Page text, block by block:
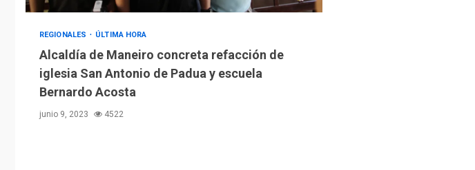
REGIONALES ÚLTIMA HORA
Alcaldía de Maneiro concreta refacción de
iglesia San Antonio de Padua y escuela
Bernardo Acosta
junio 9, 2023 4522